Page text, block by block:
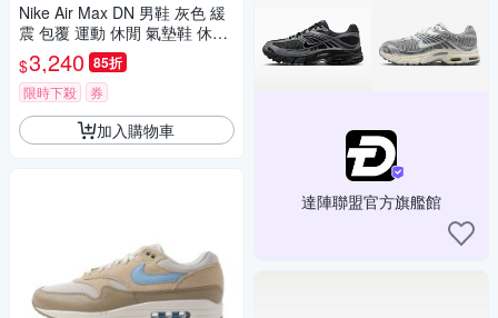
Nike Air Max DN 男鞋 灰色 緩
震 包覆 運動 休閒 氣墊鞋 休閒
鞋 DV3337-014
$3,240 85折
限時下殺 券
加入購物車
達陣聯盟官方旗艦館